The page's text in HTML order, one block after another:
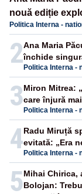
nouă ediție
Realitatea PLUS
Politica Interna -
2 Politica Interna -
Ana Maria
închide
3 Politica Interna -
Miron Mitrea:
care înjură
4 Politica Interna -
Radu Miruță
evitată: „Era
5Mihai Chirica,
Bolojan: